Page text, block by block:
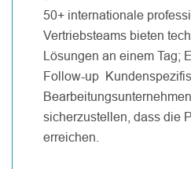
50+ internationale
Vertriebsteams bieten
Lösungen an einem Tag;
Follow-up
sicherzustellen, dass die
erreichen.